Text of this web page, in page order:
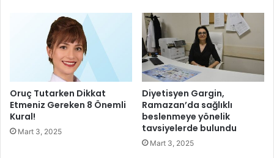
a
t
ı
l
Oruç Tutarken Dikkat
Etmeniz Gereken 8 Önemli
Kural!
Mart 3, 2025
Diyetisyen Gargin,
Ramazan’da sağlıklı
beslenmeye yönelik
tavsiyelerde bulundu
Mart 3, 2025